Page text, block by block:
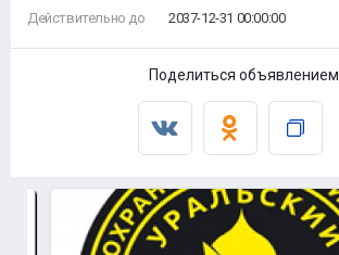
Действительно до
2037-12-31 00:00:00
Поделиться объявлением